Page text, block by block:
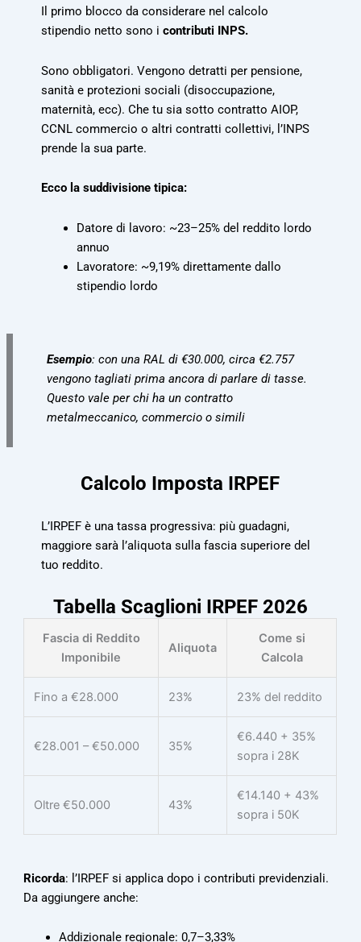
Il primo blocco da considerare nel calcolo
stipendio netto sono icontributi INPS.
Sono obbligatori. Vengono detratti per pensione,
sanità e protezioni sociali (disoccupazione,
maternità, ecc). Che tu sia sotto contratto AIOP,
CCNL commercio o altri contratti collettivi, l’INPS
prende la sua parte.
Ecco la suddivisione tipica:
Datore di lavoro: ~23–25% del reddito lordo
annuo
Lavoratore: ~9,19% direttamente dallo
stipendio lordo
Esempio: con una RAL di €30.000, circa €2.757
vengono tagliati prima ancora di parlare di tasse.
Questo vale per chi ha un contratto
metalmeccanico, commercio o simili
Calcolo Imposta IRPEF
L’IRPEF è una tassa progressiva: più guadagni,
maggiore sarà l’aliquota sulla fascia superiore del
tuo reddito.
Tabella Scaglioni IRPEF 2026
Fascia di Reddito
Imponibile
Aliquota
Come si
Calcola
Fino a €28.000 23% 23% del reddito
€28.001 – €50.000 35%
€6.440 + 35%
sopra i 28K
Oltre €50.000 43%
€14.140 + 43%
sopra i 50K
Ricorda: l’IRPEF si applica dopo i contributi previdenziali.
Da aggiungere anche:
Addizionale regionale: 0,7–3,33%